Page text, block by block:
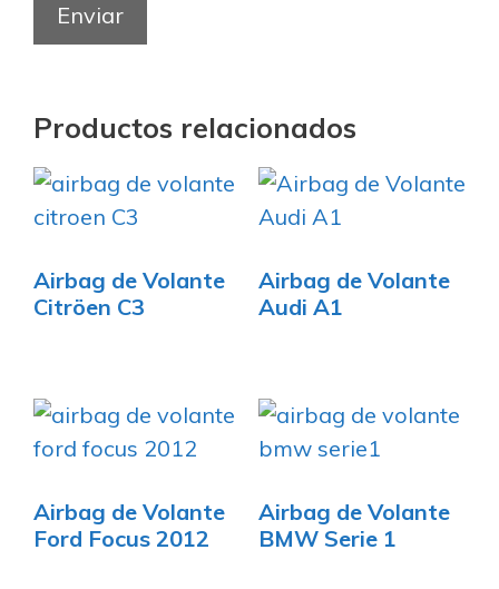
Productos relacionados
Airbag de Volante
Citröen C3
Airbag de Volante
Audi A1
Airbag de Volante
Ford Focus 2012
Airbag de Volante
BMW Serie 1